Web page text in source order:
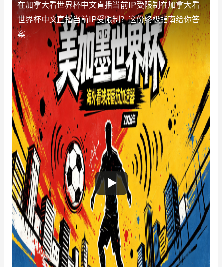
在加拿大看世界杯中文直播当前IP受限制在加拿大看
世界杯中文直播当前IP受限制？这份终极指南给你答
案